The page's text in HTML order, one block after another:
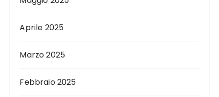
Aprile 2025
Marzo 2025
Febbraio 2025